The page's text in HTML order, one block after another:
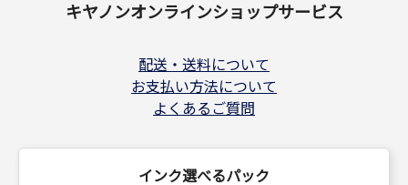
キヤノンオンラインショップサービス
配送・送料について
お支払い方法について
よくあるご質問
インク選べるパック